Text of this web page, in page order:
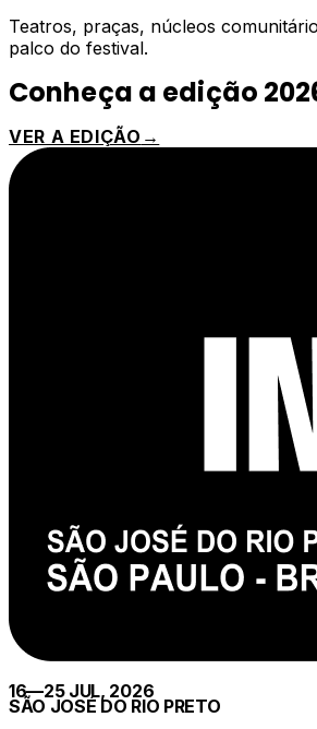
Teatros, praças, núcleos
palco do festival.
Conheça a edição
VER A EDIÇÃO →
16—25 JUL, 2026
SÃO JOSÉ DO RIO PRETO